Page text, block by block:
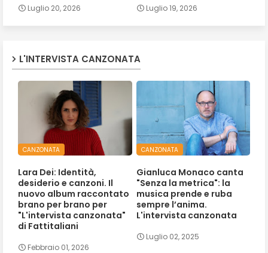
Luglio 20, 2026 Luglio 19, 2026
L'INTERVISTA CANZONATA
CANZONATA
Lara Dei: Identità,
desiderio e canzoni. Il
nuovo album raccontato
brano per brano per
"L'intervista canzonata"
di Fattitaliani
Febbraio 01, 2026
CANZONATA
Gianluca Monaco canta
"Senza la metrica": la
musica prende e ruba
sempre l’anima.
L'intervista canzonata
Luglio 02, 2025